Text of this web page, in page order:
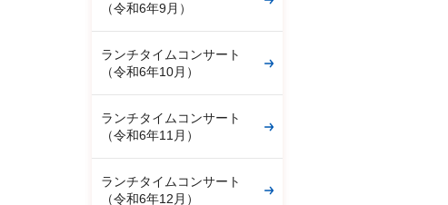
（令和6年9月）
ランチタイムコンサート
（令和6年10月）
ランチタイムコンサート
（令和6年11月）
ランチタイムコンサート
（令和6年12月）